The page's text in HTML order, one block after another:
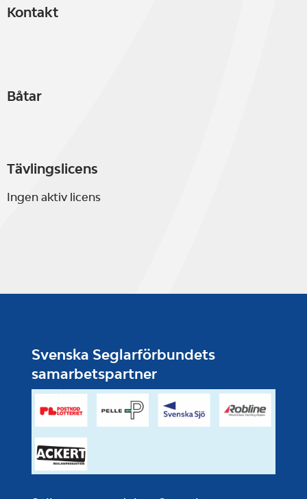
Kontakt
Båtar
Tävlingslicens
Ingen aktiv licens
Svenska Seglarförbundets
samarbetspartner